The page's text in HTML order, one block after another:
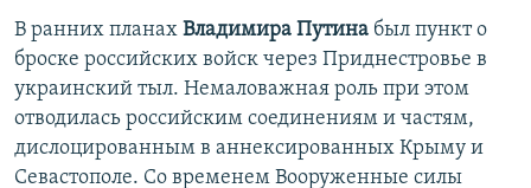
В ранних планах Владимира Путина был пункт о
броске российских войск через Приднестровье в
украинский тыл. Немаловажная роль при этом
отводилась российским соединениям и частям,
дислоцированным в аннексированных Крыму и
Севастополе. Со временем Вооруженные силы